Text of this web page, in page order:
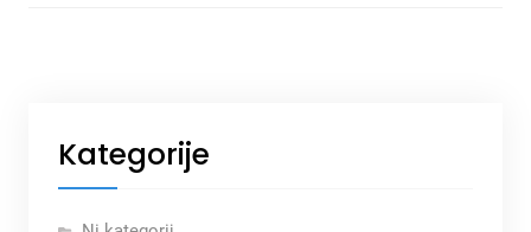
Kategorije